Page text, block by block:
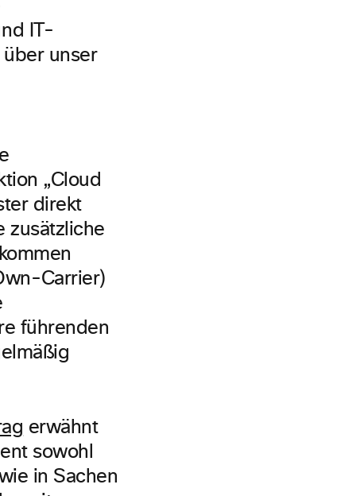
IT-
unser
„Cloud
direkt
zusätzliche
Carrier)
führenden
erwähnt
sowohl
in Sachen